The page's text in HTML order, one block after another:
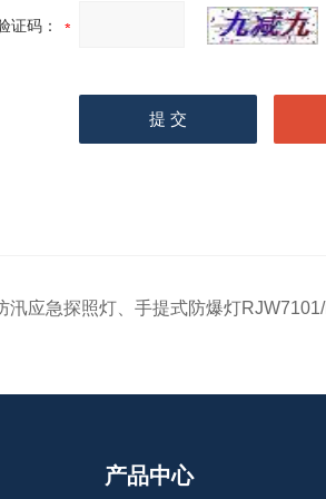
证码：
汛应急探照灯、手提式防爆灯
产品中心